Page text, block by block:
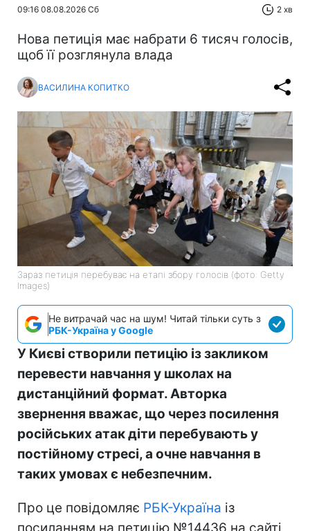
09:16 08.08.2026 Сб 2 хв
Нова петиція має набрати 6 тисяч голосів,
щоб її розглянула влада
ВАСИЛИНА КОПИТКО
Зараз петиція перебуває на етапі збору голосів (фото: Getty
Images)
Не витрачай час на шум! Читай тільки суть з
РБК-Україна у Google
У Києві створили петицію із закликом
перевести навчання у школах на
дистанційний формат. Авторка
звернення вважає, що через посилення
російських атак діти перебувають у
постійному стресі, а очне навчання в
таких умовах є небезпечним.
Про це повідомляє РБК-Україна із